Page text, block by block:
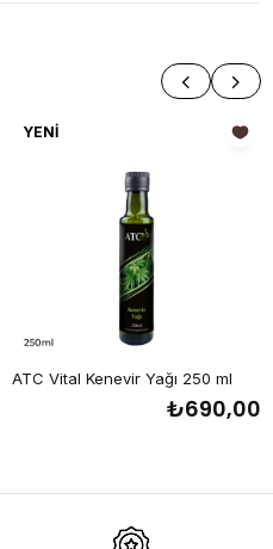
ATC Vital Kenevir Yağı 250 ml
₺690,00
YENI